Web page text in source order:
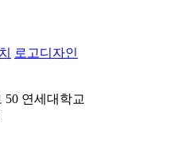
로고디자인
연세대학교